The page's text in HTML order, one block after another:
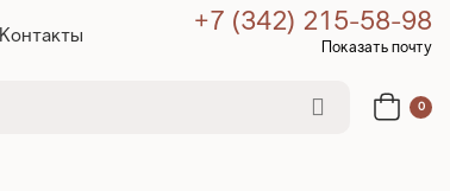
Контакты +7 (342) 215-58-98
Показать почту
0